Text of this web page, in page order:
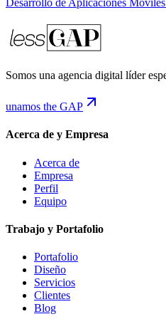
Desarrollo de Aplicaciones
Somos una agencia digital líder
unamos the GAP
Acerca de y Empresa
Acerca de
Empresa
Perfil
Equipo
Trabajo y Portafolio
Portafolio
Diseño
Servicios
Clientes
Blog